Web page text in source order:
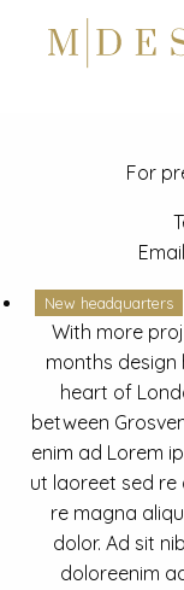
Latest mdesign
For
New headquarters
With more
months design
heart of
between
enim ad Lorem
ut laoreet sed re
re magna
dolor. Ad sit
doloreenim